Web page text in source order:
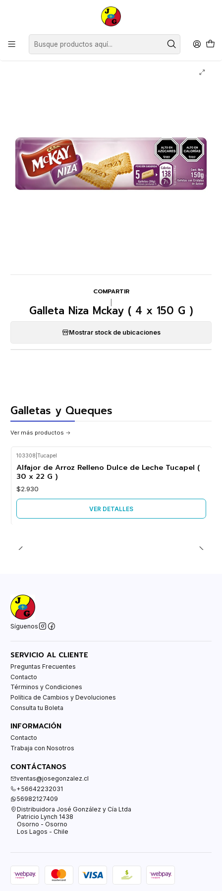
Disponible sólo Retiro en Tienda Osorno.
Supermercado Galletas y Queques
Galleta Niza Mckay ( 4 x 150 G )
COMPARTIR
Galleta Niza Mckay ( 4 x 150 G )
Mostrar stock de ubicaciones
Galletas y Queques
Ver más productos
103308 Tucapel
Alfajor de Arroz Relleno Dulce de Leche Tucapel (
30 x 22 G )
$2.930
VER DETALLES
Síguenos
SERVICIO AL CLIENTE
Preguntas Frecuentes
Contacto
Términos y Condiciones
Política de Cambios y Devoluciones
Consulta tu Boleta
INFORMACIÓN
Contacto
Trabaja con Nosotros
CONTÁCTANOS
ventas@josegonzalez.cl
+56642232031
56982127409
Distribuidora José González y Cía Ltda
Patricio Lynch 1438
Osorno - Osorno
Los Lagos - Chile